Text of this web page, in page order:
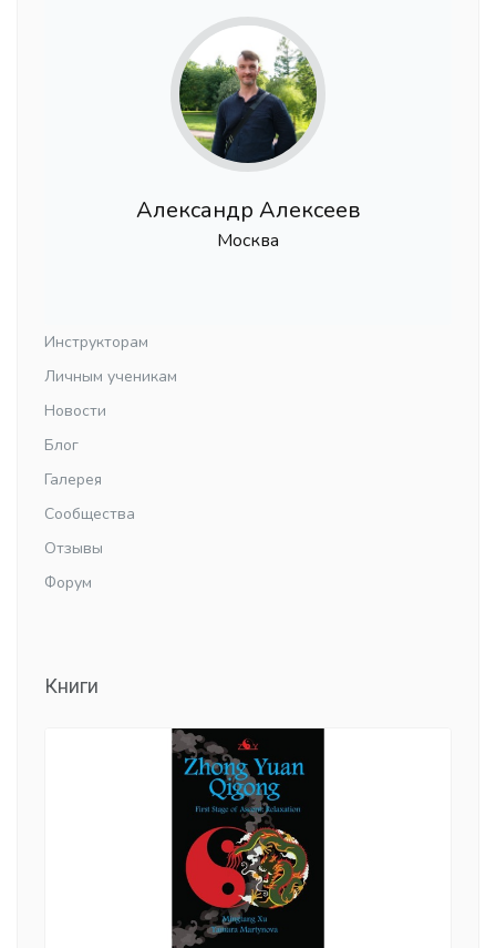
Александр Алексеев
Москва
Инструкторам
Личным ученикам
Новости
Блог
Галерея
Сообщества
Отзывы
Форум
Книги